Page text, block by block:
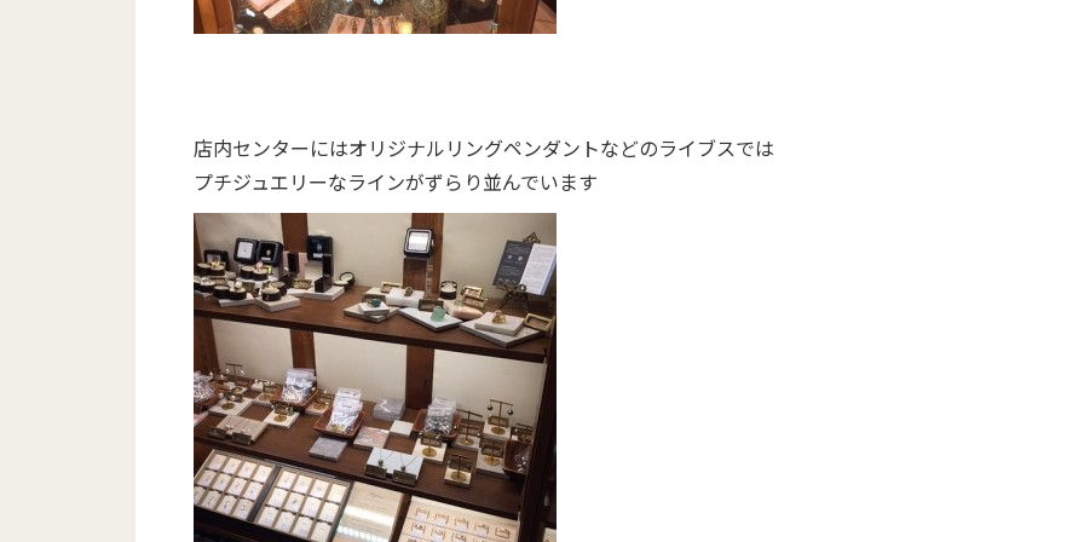
店内センターにはオリジナルリングペンダントなどのライブスでは
プチジュエリーなラインがずらり並んでいます